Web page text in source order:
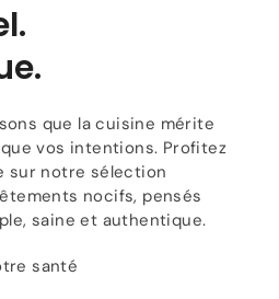
que la cuisine mérite
vos intentions. Profitez
sur notre sélection
nocifs, pensés
saine et authentique.
santé